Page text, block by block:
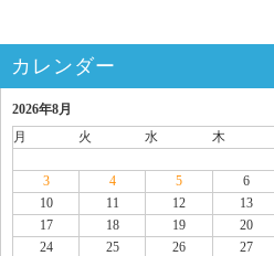
カレンダー
2026年8月
月
火 水 木
3
4 5 6
10
11 12 13
17
18 19 20
24
25 26 27